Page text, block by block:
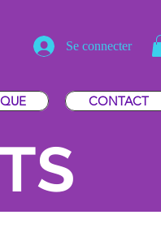
Se connecter
CONTACT